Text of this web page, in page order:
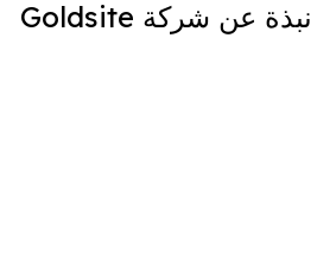
نبذة عن شركة Goldsite